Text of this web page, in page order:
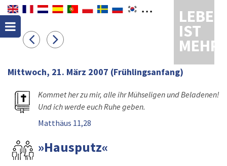
LEBEN
IST
MEHR
Mittwoch, 21. März 2007 (Frühlingsanfang)
Kommet her zu mir, alle ihr Mühseligen und Beladenen!
Und ich werde euch Ruhe geben.
Matthäus 11,28
»Hausputz«